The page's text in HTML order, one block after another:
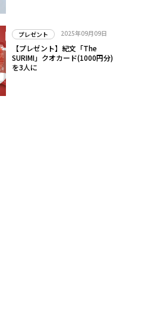
プレゼント 2025年09月09日
【プレゼント】紀文「The
SURIMI」クオカード(1000円分)
を3人に